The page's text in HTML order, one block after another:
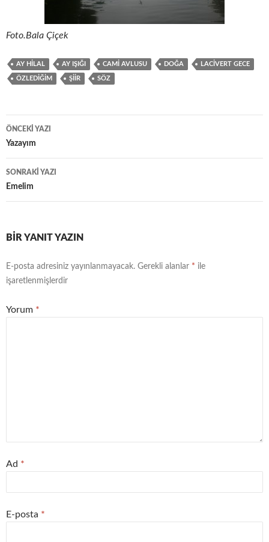
Foto.Bala Çiçek
AY HILAL AY IŞIĞI CAMI AVLUSU DOĞA LACIVERT GECE
ÖZLEDIĞIM ŞIIR SÖZ
Yazı
dolaşımı
ÖNCEKI YAZI
Yazayım
SONRAKI YAZI
Emelim
BIR YANIT YAZIN
E-posta adresiniz yayınlanmayacak. Gerekli alanlar * ile
işaretlenmişlerdir
Yorum *
Ad *
E-posta *